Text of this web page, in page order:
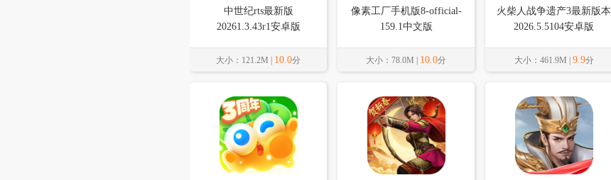
中世纪rts最新版
20261.3.43r1安卓版
大小：121.2M | 10.0分
像素工厂手机版8-official-
159.1中文版
大小：78.0M | 10.0分
火柴人战争遗产3最新版本
2026.5.5104安卓版
大小：461.9M | 9.9分